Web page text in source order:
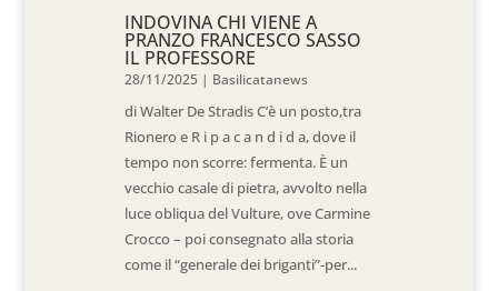
INDOVINA CHI VIENE A
PRANZO FRANCESCO SASSO
IL PROFESSORE
28/11/2025 | Basilicatanews
di Walter De Stradis C’è un posto,tra
Rionero e R i p a c a n d i d a, dove il
tempo non scorre: fermenta. È un
vecchio casale di pietra, avvolto nella
luce obliqua del Vulture, ove Carmine
Crocco – poi consegnato alla storia
come il “generale dei briganti”-per...